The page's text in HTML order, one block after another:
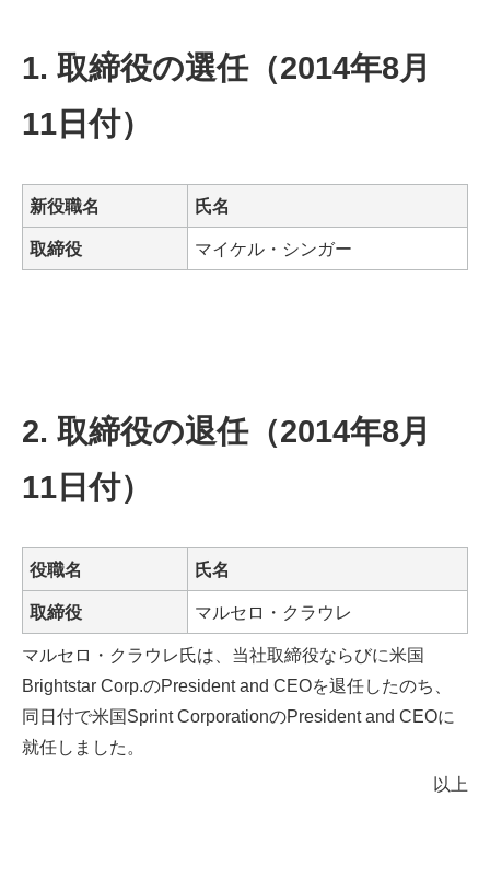
1. 取締役の選任（2014年8月
11日付）
新役職名 氏名
取締役 マイケル・シンガー
2. 取締役の退任（2014年8月
11日付）
役職名 氏名
取締役 マルセロ・クラウレ
マルセロ・クラウレ氏は、当社取締役ならびに米国
Brightstar Corp.のPresident and CEOを退任したのち、
同日付で米国Sprint CorporationのPresident and CEOに
就任しました。
以上